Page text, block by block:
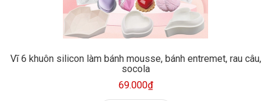
Vĩ 6 khuôn silicon làm bánh mousse, bánh entremet, rau câu,
socola
69.000₫